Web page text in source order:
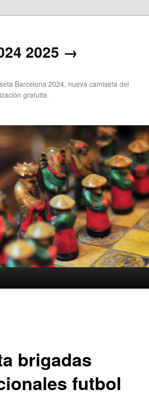
2025 →
Barcelona 2024, nueva camiseta del
gratuita.
brigadas
futbol